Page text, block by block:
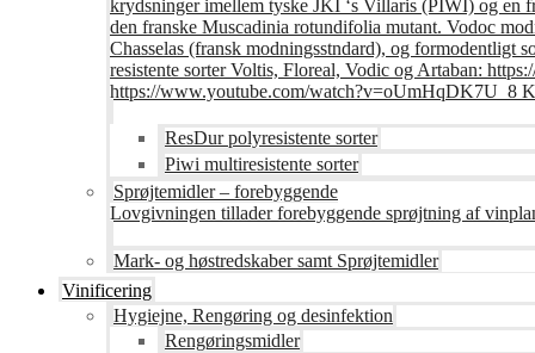
krydsninger imellem tyske JKI ‘s Villaris (PIWI) og en
den franske Muscadinia rotundifolia mutant. Vodoc
Chasselas (fransk modningsstndard), og formodentligt
resistente sorter Voltis, Floreal, Vodic og Artaban:
https://www.youtube.com/watch?v=oUmHqDK7U_8
ResDur polyresistente sorter
Piwi multiresistente sorter
Sprøjtemidler – forebyggende
Lovgivningen tillader forebyggende sprøjtning af
Mark- og høstredskaber samt Sprøjtemidler
Vinificering
Hygiejne, Rengøring og desinfektion
Rengøringsmidler